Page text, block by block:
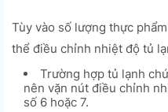
Tùy vào số lượng thực
thể điều chỉnh nhiệt độ tủ
Trường hợp tủ lạnh
nên vặn nút điều chỉnh
số 6 hoặc 7.